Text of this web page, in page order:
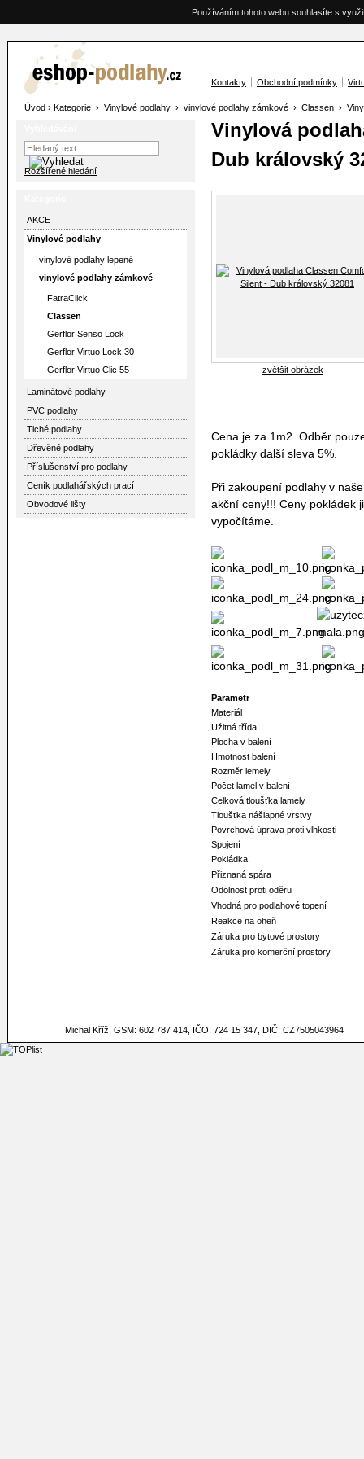
Používáním tohoto webu souhlasíte s
Kontakty Obchodní podmínky
Úvod › Kategorie › Vinylové podlahy › vinylové podlahy zámkové › Classen ›
Rozšířené hledání
AKCE
Vinylové podlahy
vinylové podlahy lepené
vinylové podlahy zámkové
FatraClick
Classen
Gerflor Senso Lock
Gerflor Virtuo Lock 30
Gerflor Virtuo Clic 55
Laminátové podlahy
PVC podlahy
Tiché podlahy
Dřevěné podlahy
Příslušenství pro podlahy
Ceník podlahářských prací
Obvodové lišty
Vinylová
Dub královský
zvětšit obrázek
Cena je za 1m2. Odběr
pokládky další sleva 5%.
Při zakoupení podlahy v
akční ceny!!! Ceny pokládek
vypočítáme.
Parametr
Materiál
Užitná třída
Plocha v balení
Hmotnost balení
Rozměr lemely
Počet lamel v balení
Celková tloušťka lamely
Tloušťka nášlapné vrstvy
Povrchová úprava proti vlhkosti
Spojení
Pokládka
Přiznaná spára
Odolnost proti oděru
Vhodná pro podlahové topení
Reakce na oheň
Záruka pro bytové prostory
Záruka pro komerční prostory
Michal Kříž, GSM: 602 787 414, IČO: 724 15 347, DIČ: CZ7505043964